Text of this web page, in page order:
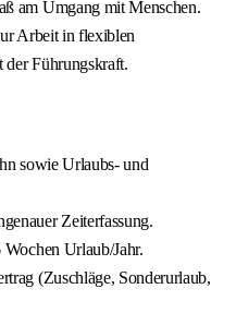
am Umgang mit Menschen.
Arbeit in flexiblen
der Führungskraft.
sowie Urlaubs- und
Zeiterfassung.
Urlaub/Jahr.
(Zuschläge, Sonderurlaub,